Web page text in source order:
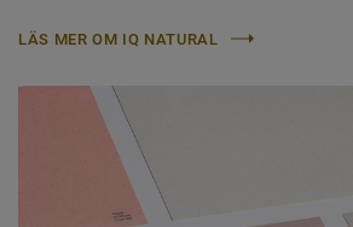
LÄS MER OM IQ NATURAL